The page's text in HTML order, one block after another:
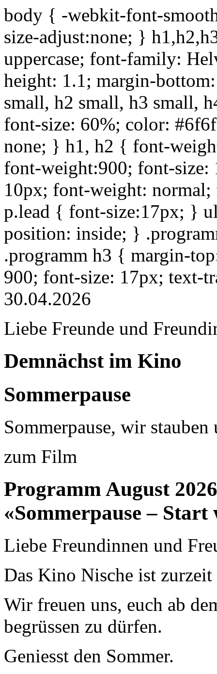
body { -webkit-font-
size-adjust:none; }
uppercase; font-family:
height: 1.1; margin-
small, h2 small, h3 small,
font-size: 60%; color:
none; } h1, h2 { font-
font-weight:900; font-
10px; font-weight:
p.lead { font-size:17px; }
position: inside; }
.programm h3 { margin-
900; font-size: 17px; text-
30.04.2026
Liebe Freunde und
Demnächst im Kino
Sommerpause
Sommerpause, wir
zum Film
Programm August 2026
«Sommerpause – Start
Liebe Freundinnen und
Das Kino Nische ist zurzeit
Wir freuen uns, euch ab
begrüssen zu dürfen.
Geniesst den Sommer.